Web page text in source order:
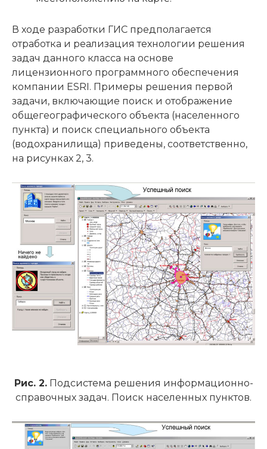
В ходе разработки ГИС предполагается
отработка и реализация технологии решения
задач данного класса на основе
лицензионного программного обеспечения
компании ESRI. Примеры решения первой
задачи, включающие поиск и отображение
общегеографического объекта (населенного
пункта) и поиск специального объекта
(водохранилища) приведены, соответственно,
на рисунках 2, 3.
Рис. 2.Подсистема решения информационно-
справочных задач. Поиск населенных пунктов.